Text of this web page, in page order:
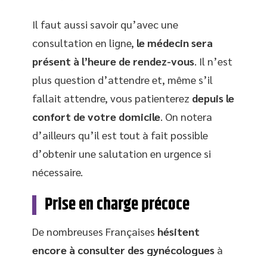
Il faut aussi savoir qu’avec une
consultation en ligne, le médecin sera
présent à l’heure de rendez-vous. Il n’est
plus question d’attendre et, même s’il
fallait attendre, vous patienterez depuis le
confort de votre domicile. On notera
d’ailleurs qu’il est tout à fait possible
d’obtenir une salutation en urgence si
nécessaire.
Prise en charge précoce
De nombreuses Françaises hésitent
encore à consulter des gynécologues à